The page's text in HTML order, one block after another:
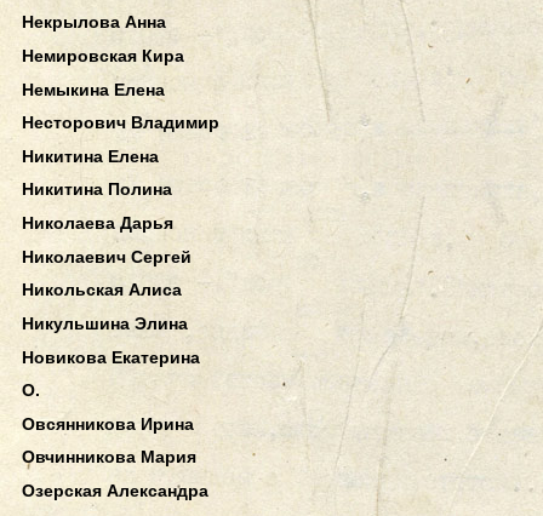
Некрылова Анна
Немировская Кира
Немыкина Елена
Несторович Владимир
Никитина Елена
Никитина Полина
Николаева Дарья
Николаевич Сергей
Никольская Алиса
Никульшина Элина
Новикова Екатерина
О.
Овсянникова Ирина
Овчинникова Мария
Озерская Александра